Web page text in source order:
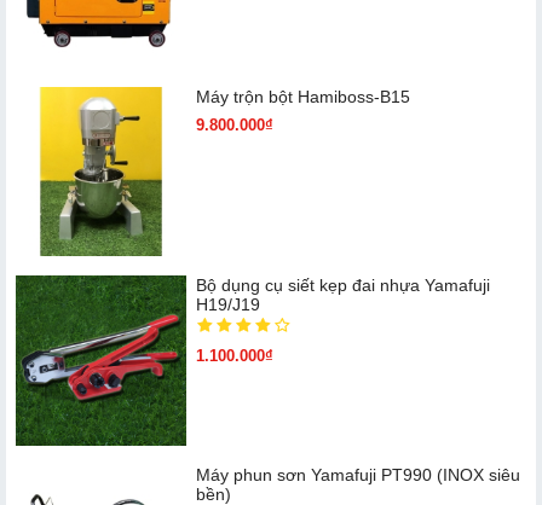
Máy trộn bột Hamiboss-B15
9.800.000₫
Bộ dụng cụ siết kẹp đai nhựa Yamafuji
H19/J19
1.100.000₫
Máy phun sơn Yamafuji PT990 (INOX siêu
bền)